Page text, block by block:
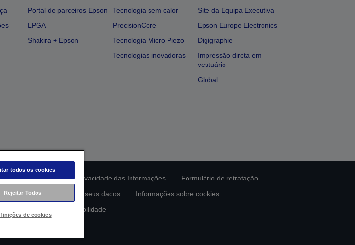
Portal de parceiros Epson
LPGA
Shakira + Epson
Tecnologia sem calor
PrecisionCore
Tecnologia Micro Piezo
Tecnologias inovadoras
Site da Equipa Executiva
Epson Europe Electronics
Digigraphie
Impressão direta em
vestuário
Global
Declaração de Privacidade das Informações
Formulário de retratação
Contacte-nos sobre os seus dados
Informações sobre cookies
Epson para com a acessibilidade
todos os cookies
Rejeitar Todos
de cookies